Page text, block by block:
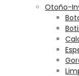
Otoño-